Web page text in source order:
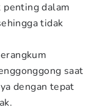
penting dalam
tidak
saat
dengan tepat